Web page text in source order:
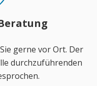
gerne vor Ort. Der
durchzuführenden